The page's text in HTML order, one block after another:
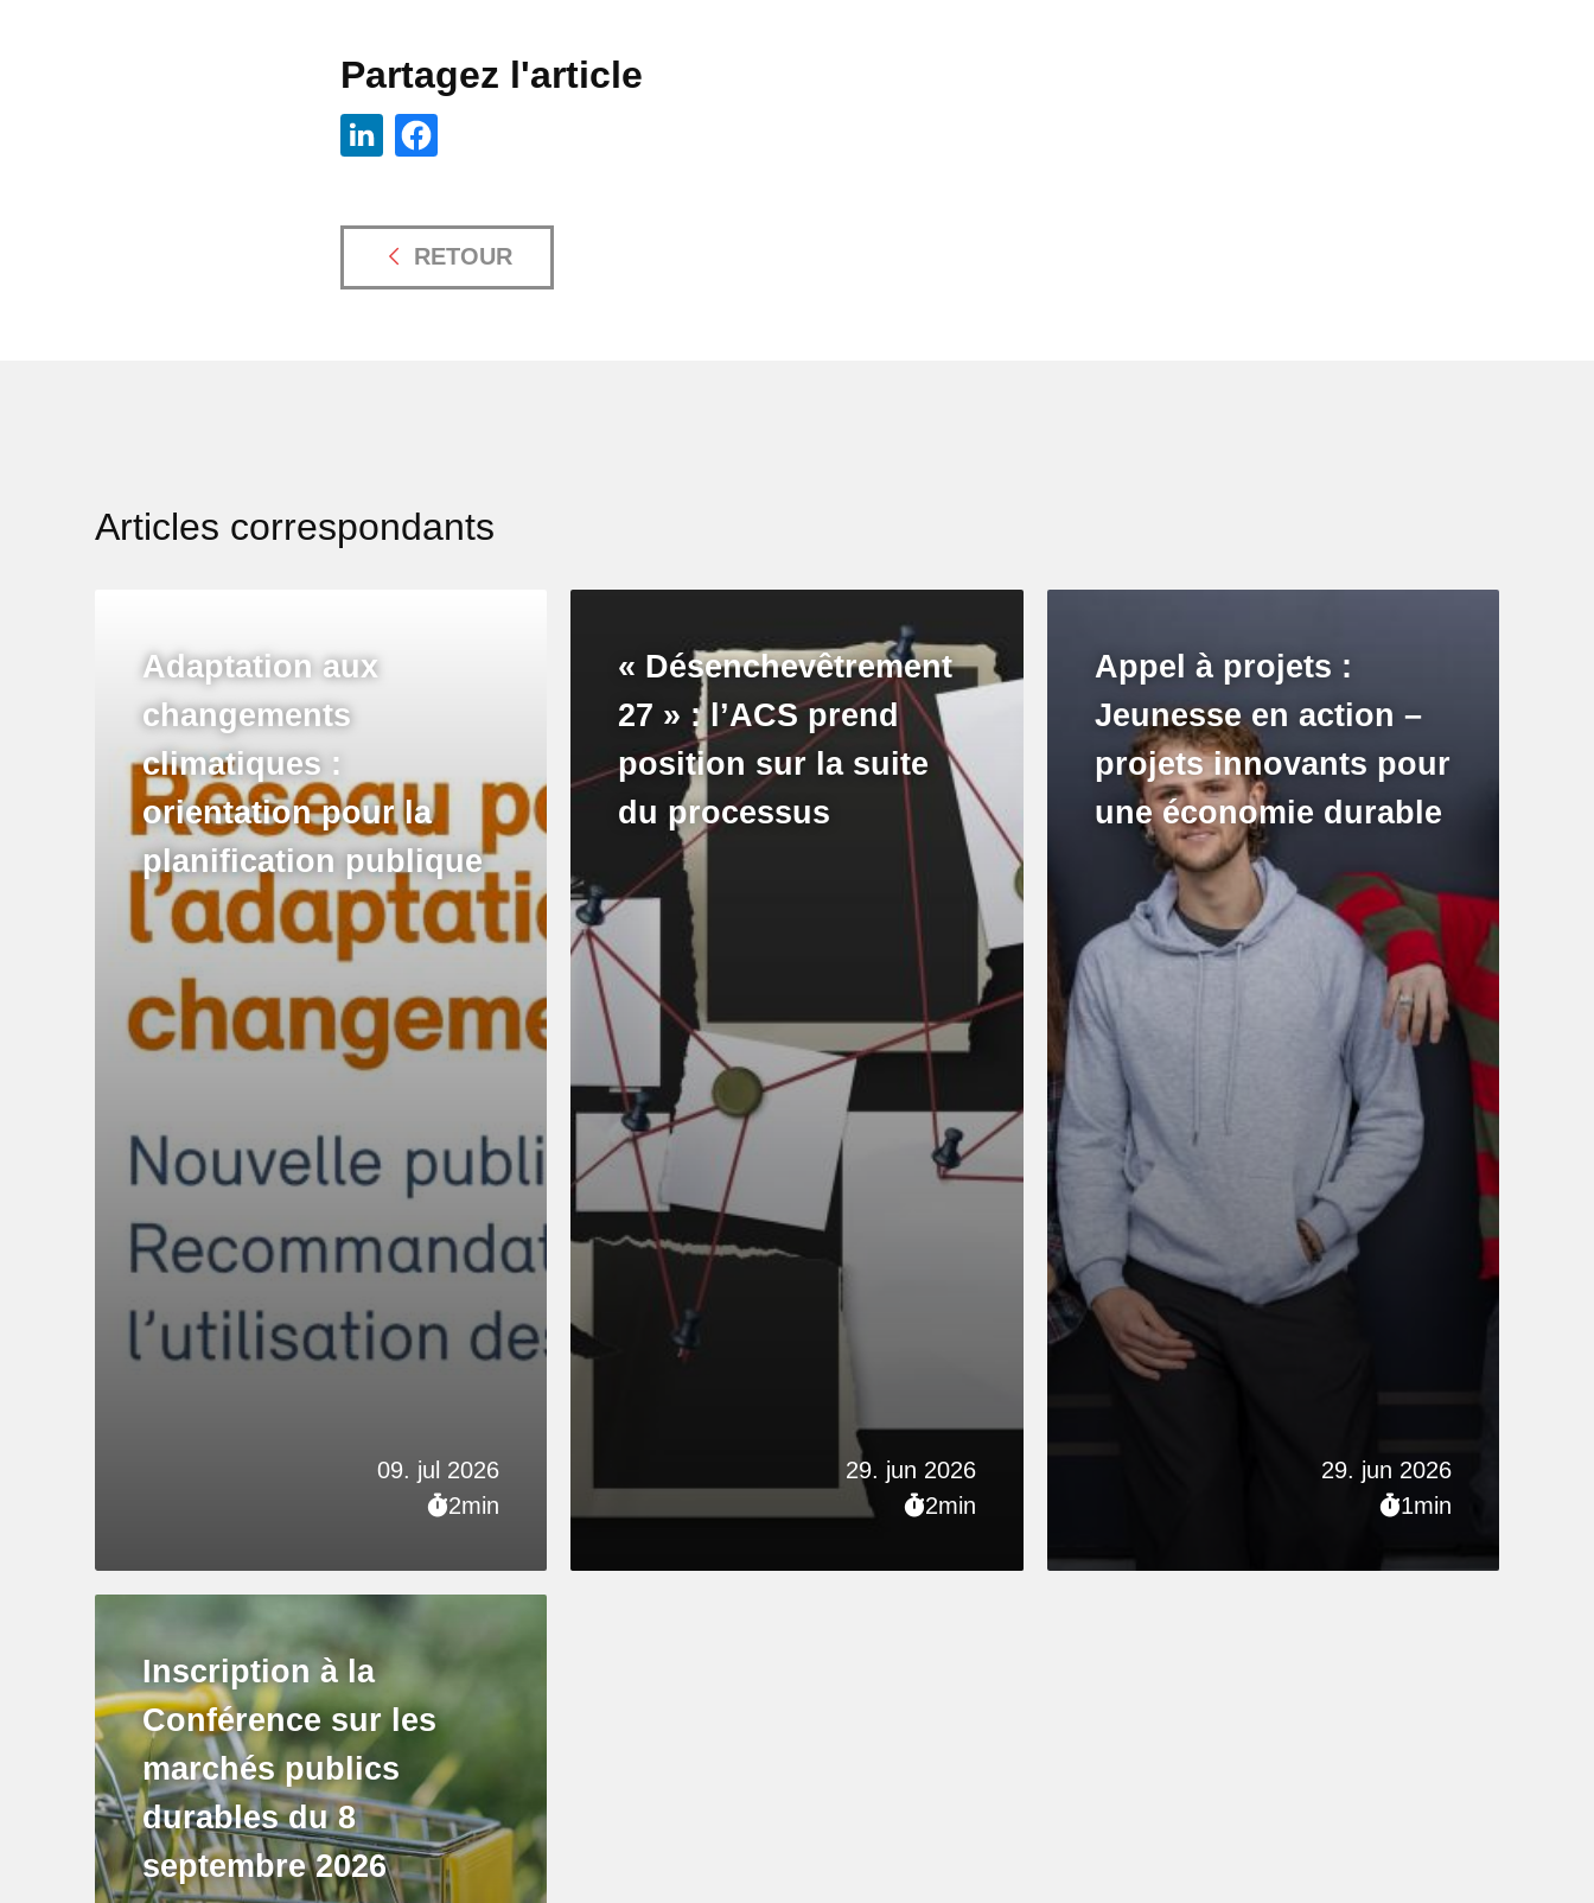
Partagez l'article
RETOUR
Articles correspondants
09. jul 2026
2min
Adaptation aux
changements
climatiques :
orientation pour la
planification publique
29. jun 2026
2min
« Désenchevêtrement
27 » : l’ACS prend
position sur la suite
du processus
29. jun 2026
1min
Appel à projets :
Jeunesse en action –
projets innovants pour
une économie durable
Inscription à la
Conférence sur les
marchés publics
durables du 8
septembre 2026